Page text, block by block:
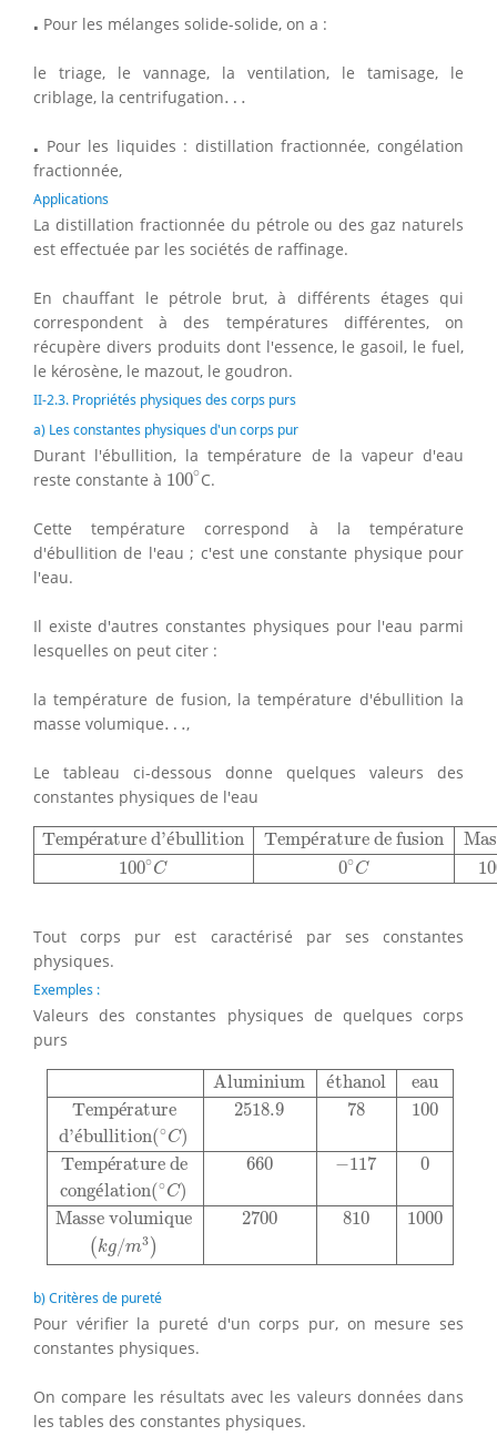
⋅⋅ Pour les mélanges solide-solide, on a :
le triage, le vannage, la ventilation, le tamisage, le
criblage, la centrifugation…
…
⋅⋅ Pour les liquides : distillation fractionnée, congélation
fractionnée,
Applications
La distillation fractionnée du pétrole ou des gaz naturels
est effectuée par les sociétés de raffinage.
En chauffant le pétrole brut, à différents étages qui
correspondent à des températures différentes, on
récupère divers produits dont l'essence, le gasoil, le fuel,
le kérosène, le mazout, le goudron.
II-2.3. Propriétés physiques des corps purs
a) Les constantes physiques d'un corps pur
Durant l'ébullition, la température de la vapeur d'eau
reste constante à 100∘
100∘
C.
Cette température correspond à la température
d'ébullition de l'eau ; c'est une constante physique pour
l'eau.
Il existe d'autres constantes physiques pour l'eau parmi
lesquelles on peut citer :
la température de fusion, la température d'ébullition la
masse volumique…
… ,
Le tableau ci-dessous donne quelques valeurs des
constantes physiques de l'eau
Température d'ébullition Température de fusion
100∘C 0∘C
Température d'ébullitionTempérature de fusion
Tout corps pur est caractérisé par ses constantes
physiques.
Exemples :
Valeurs des constantes physiques de quelques corps
purs
Aluminium éthanol
eau
Température 2518.9 78
100
d'ébullition(∘C)
Température de 660 −117
0
congélation(∘C)
Masse volumique
2700 810
1000
( kg/m3 )
AluminiuméthanoleauTempérature2518.978100
b) Critères de pureté
Pour vérifier la pureté d'un corps pur, on mesure ses
constantes physiques.
On compare les résultats avec les valeurs données dans
les tables des constantes physiques.